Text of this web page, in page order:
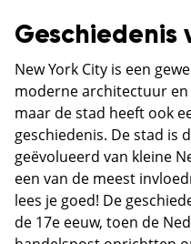
Geschiedenis
New York City is een
moderne architectuur en
maar de stad heeft ook
geschiedenis. De stad is
geëvolueerd van kleine
een van de meest
lees je goed! De
de 17e eeuw, toen de